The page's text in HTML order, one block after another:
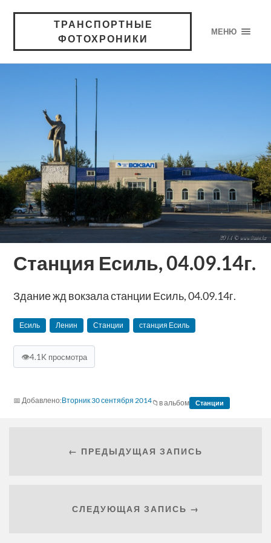
ТРАНСПОРТНЫЕ
ФОТОХРОНИКИ
МЕНЮ
Станция ‪‎Есиль‬, 04.09.14г.
Здание жд вокзала станции ‪Есиль‬, 04.09.14г.
Есиль Ленин Станции станция ‪Есиль‬
👁4.1K просмотра
Вторник 30 сентября 2014 в альбом Станции
← ПРЕДЫДУЩАЯ ЗАПИСЬ
СЛЕДУЮЩАЯ ЗАПИСЬ →